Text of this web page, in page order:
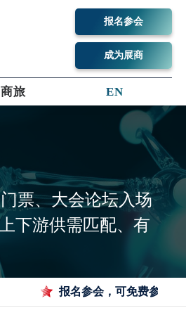
报名参会
成为展商
旅 EN
票、大会论坛入场
下游供需匹配、有
报名参会，可免费参观当地